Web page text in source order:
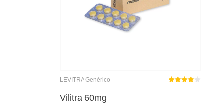
LEVITRA Genérico
Vilitra 60mg